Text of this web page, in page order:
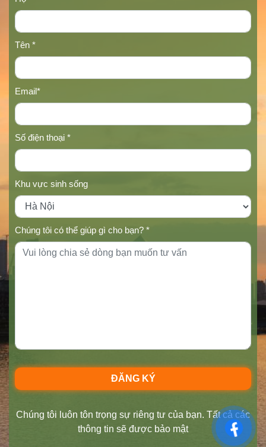
Tên *
Email*
Số điện thoại *
Khu vực sinh sống
Chúng tôi có thể giúp gì cho bạn? *
Chúng tôi luôn tôn trọng sự riêng tư của bạn. Tất cả các
thông tin sẽ được bảo mật